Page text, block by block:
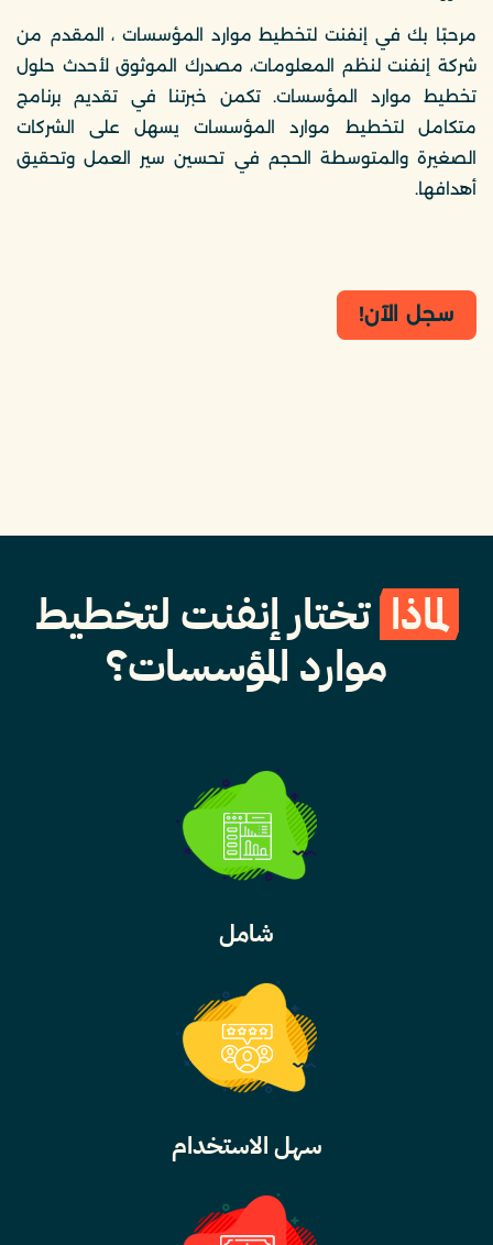
مرحبًا بك في إنفنت لتخطيط موارد المؤسسات ، المقدم من
شركة إنفنت لنظم المعلومات، مصدرك الموثوق لأحدث حلول
تخطيط موارد المؤسسات. تكمن خبرتنا في تقديم برنامج
متكامل لتخطيط موارد المؤسسات يسهل على الشركات
الصغيرة والمتوسطة الحجم في تحسين سير العمل وتحقيق
أهدافها.
سجل الآن!
لماذا تختار إنفنت لتخطيط
موارد المؤسسات؟
شامل
سهل الاستخدام